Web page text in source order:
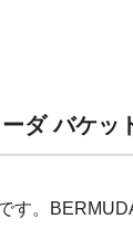
ダ バケ
す。